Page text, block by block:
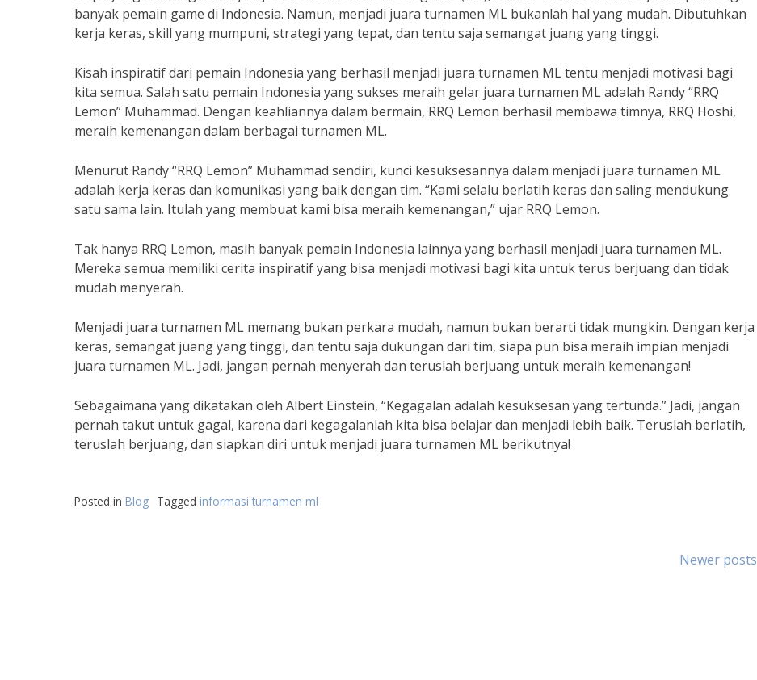
banyak pemain game di Indonesia. Namun, menjadi juara turnamen ML bukanlah hal yang mudah. Dibutuhkan
kerja keras, skill yang mumpuni, strategi yang tepat, dan tentu saja semangat juang yang tinggi.
Kisah inspiratif dari pemain Indonesia yang berhasil menjadi juara turnamen ML tentu menjadi motivasi bagi
kita semua. Salah satu pemain Indonesia yang sukses meraih gelar juara turnamen ML adalah Randy “RRQ
Lemon” Muhammad. Dengan keahliannya dalam bermain, RRQ Lemon berhasil membawa timnya, RRQ Hoshi,
meraih kemenangan dalam berbagai turnamen ML.
Menurut Randy “RRQ Lemon” Muhammad sendiri, kunci kesuksesannya dalam menjadi juara turnamen ML
adalah kerja keras dan komunikasi yang baik dengan tim. “Kami selalu berlatih keras dan saling mendukung
satu sama lain. Itulah yang membuat kami bisa meraih kemenangan,” ujar RRQ Lemon.
Tak hanya RRQ Lemon, masih banyak pemain Indonesia lainnya yang berhasil menjadi juara turnamen ML.
Mereka semua memiliki cerita inspiratif yang bisa menjadi motivasi bagi kita untuk terus berjuang dan tidak
mudah menyerah.
Menjadi juara turnamen ML memang bukan perkara mudah, namun bukan berarti tidak mungkin. Dengan kerja
keras, semangat juang yang tinggi, dan tentu saja dukungan dari tim, siapa pun bisa meraih impian menjadi
juara turnamen ML. Jadi, jangan pernah menyerah dan teruslah berjuang untuk meraih kemenangan!
Sebagaimana yang dikatakan oleh Albert Einstein, “Kegagalan adalah kesuksesan yang tertunda.” Jadi, jangan
pernah takut untuk gagal, karena dari kegagalanlah kita bisa belajar dan menjadi lebih baik. Teruslah berlatih,
teruslah berjuang, dan siapkan diri untuk menjadi juara turnamen ML berikutnya!
Posted in Blog Tagged informasi turnamen ml
Newer posts